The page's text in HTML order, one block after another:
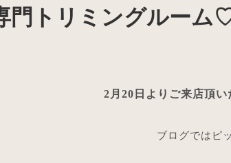
門トリミングルーム
2月20日よりご来店頂
ブログではピ